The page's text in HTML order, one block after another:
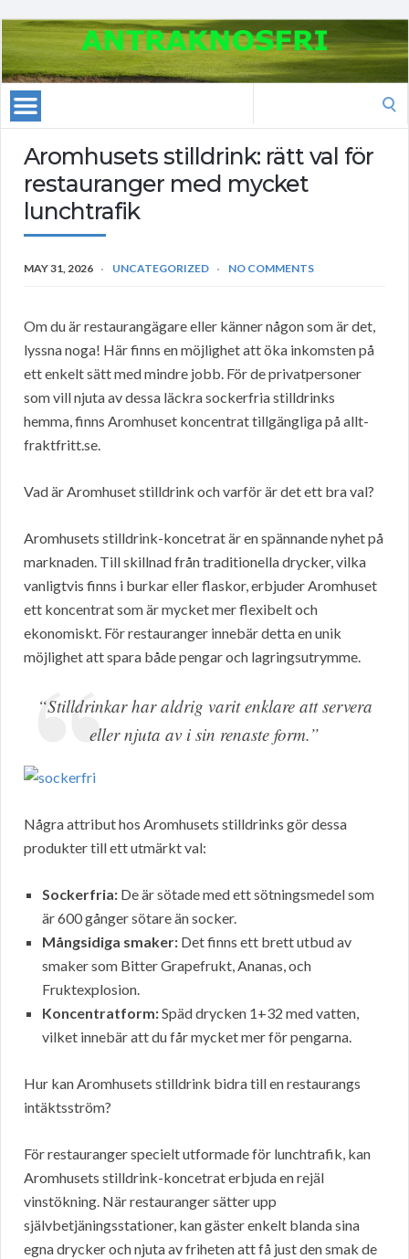
Aromhusets stilldrink: rätt val för
restauranger med mycket
lunchtrafik
MAY 31, 2026 UNCATEGORIZED NO COMMENTS
Om du är restaurangägare eller känner någon som är det,
lyssna noga! Här finns en möjlighet att öka inkomsten på
ett enkelt sätt med mindre jobb. För de privatpersoner
som vill njuta av dessa läckra sockerfria stilldrinks
hemma, finns Aromhuset koncentrat tillgängliga på allt-
fraktfritt.se.
Vad är Aromhuset stilldrink och varför är det ett bra val?
Aromhusets stilldrink-koncetrat är en spännande nyhet på
marknaden. Till skillnad från traditionella drycker, vilka
vanligtvis finns i burkar eller flaskor, erbjuder Aromhuset
ett koncentrat som är mycket mer flexibelt och
ekonomiskt. För restauranger innebär detta en unik
möjlighet att spara både pengar och lagringsutrymme.
“Stilldrinkar har aldrig varit enklare att servera
eller njuta av i sin renaste form.”
Några attribut hos Aromhusets stilldrinks gör dessa
produkter till ett utmärkt val:
Sockerfria: De är sötade med ett sötningsmedel som
är 600 gånger sötare än socker.
Mångsidiga smaker: Det finns ett brett utbud av
smaker som Bitter Grapefrukt, Ananas, och
Fruktexplosion.
Koncentratform:Späd drycken 1+32 med vatten,
vilket innebär att du får mycket mer för pengarna.
Hur kan Aromhusets stilldrink bidra till en restaurangs
intäktsström?
För restauranger specielt utformade för lunchtrafik, kan
Aromhusets stilldrink-koncetrat erbjuda en rejäl
vinstökning. När restauranger sätter upp
självbetjäningsstationer, kan gäster enkelt blanda sina
egna drycker och njuta av friheten att få just den smak de